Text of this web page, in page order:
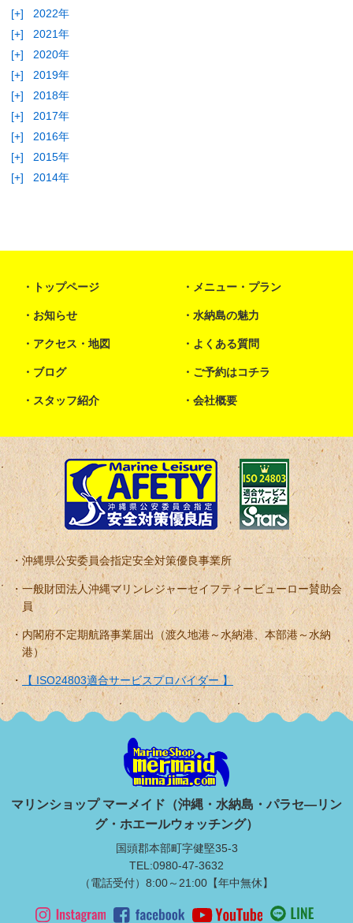
[+]
2022年
[+]
2021年
[+]
2020年
[+]
2019年
[+]
2018年
[+]
2017年
[+]
2016年
[+]
2015年
[+]
2014年
トップページ メニュー・プラン
お知らせ 水納島の魅力
アクセス・地図 よくある質問
ブログ ご予約はコチラ
スタッフ紹介 会社概要
沖縄県公安委員会指定安全対策優良事業所
一般財団法人沖縄マリンレジャーセイフティービューロー賛助会
員
内閣府不定期航路事業届出（渡久地港～水納港、本部港～水納
港）
【 ISO24803適合サービスプロバイダー 】
マリンショップ マーメイド（沖縄・水納島・パラセ―リン
グ・ホエールウォッチング）
国頭郡本部町字健堅35-3
TEL:0980-47-3632
（電話受付）8:00～21:00【年中無休】